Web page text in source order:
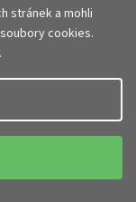
stránek a mohli
cookies.
stabilitu telefonu i
mobil?
destičku